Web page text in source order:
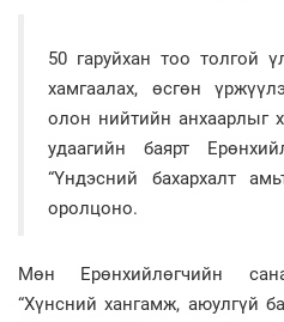
50 гаруйхан тоо толгой
хамгаалах, өсгөн
олон нийтийн анхаарлыг
удаагийн баярт
“Үндэсний бахархалт
оролцоно.
Мөн Ерөнхийлөгчийн
“Хүнсний хангамж, аюулгүй